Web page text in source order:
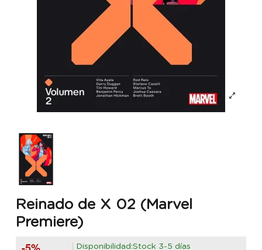
Reinado de X 02 (Marvel
Premiere)
Disponibilidad:Stock 3-5 días